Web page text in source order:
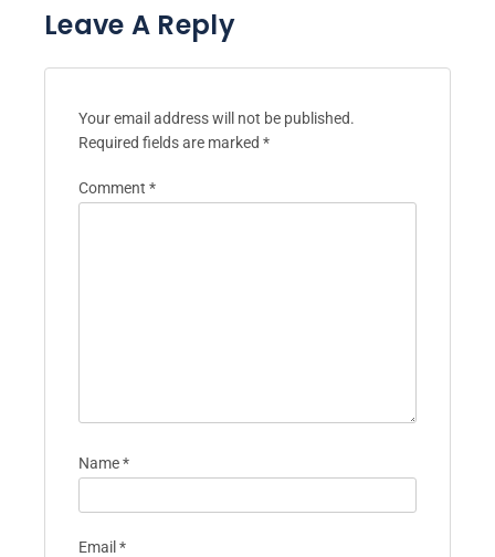
Leave A Reply
Your email address will not be published.
Required fields are marked *
Comment *
Name*
Email *